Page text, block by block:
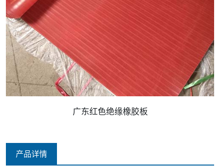
广东红色绝缘橡胶板
产品详情